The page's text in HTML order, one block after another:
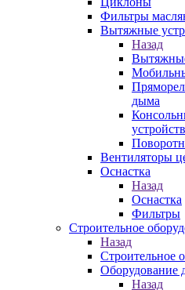
Фильтры
Вытяжные
Назад
дыма
Вентиляторы
Оснастка
Назад
Оснастка
Фильтры
Строительное
Назад
Строительное
Оборудование
Назад